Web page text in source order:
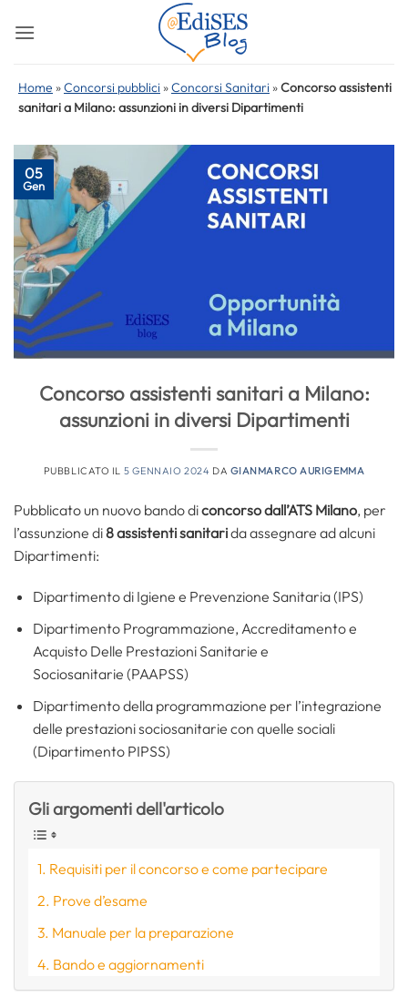
Home »Concorsi pubblici »Concorsi Sanitari »Concorso assistenti
sanitari a Milano: assunzioni in diversi Dipartimenti
05
Gen
Concorso assistenti sanitari a Milano:
assunzioni in diversi Dipartimenti
PUBBLICATO IL 5 GENNAIO 2024 DA GIANMARCO AURIGEMMA
Pubblicato un nuovo bando diconcorso dall’ATS Milano, per
l’assunzione di8 assistenti sanitarida assegnare ad alcuni
Dipartimenti:
Dipartimento di Igiene e Prevenzione Sanitaria (IPS)
Dipartimento Programmazione, Accreditamento e
Acquisto Delle Prestazioni Sanitarie e
Sociosanitarie (PAAPSS)
Dipartimento della programmazione per l’integrazione
delle prestazioni sociosanitarie con quelle sociali
(Dipartimento PIPSS)
Gli argomenti dell'articolo
Requisiti per il concorso e come partecipare
Prove d’esame
Manuale per la preparazione
Bando e aggiornamenti